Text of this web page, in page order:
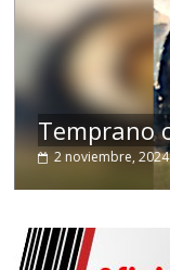
Temprano
2 noviembre, 2024